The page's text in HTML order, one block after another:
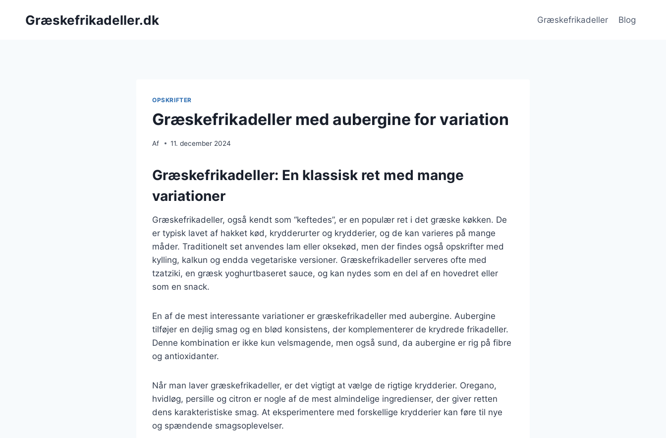
Græskefrikadeller.dk Græskefrikadeller Blog
OPSKRIFTER
Græskefrikadeller med aubergine for variation
Af 11. december 2024
Græskefrikadeller: En klassisk ret med mange
variationer
Græskefrikadeller, også kendt som “keftedes”, er en populær ret i det græske køkken. De
er typisk lavet af hakket kød, krydderurter og krydderier, og de kan varieres på mange
måder. Traditionelt set anvendes lam eller oksekød, men der findes også opskrifter med
kylling, kalkun og endda vegetariske versioner. Græskefrikadeller serveres ofte med
tzatziki, en græsk yoghurtbaseret sauce, og kan nydes som en del af en hovedret eller
som en snack.
En af de mest interessante variationer er græskefrikadeller med aubergine. Aubergine
tilføjer en dejlig smag og en blød konsistens, der komplementerer de krydrede frikadeller.
Denne kombination er ikke kun velsmagende, men også sund, da aubergine er rig på fibre
og antioxidanter.
Når man laver græskefrikadeller, er det vigtigt at vælge de rigtige krydderier. Oregano,
hvidløg, persille og citron er nogle af de mest almindelige ingredienser, der giver retten
dens karakteristiske smag. At eksperimentere med forskellige krydderier kan føre til nye
og spændende smagsoplevelser.